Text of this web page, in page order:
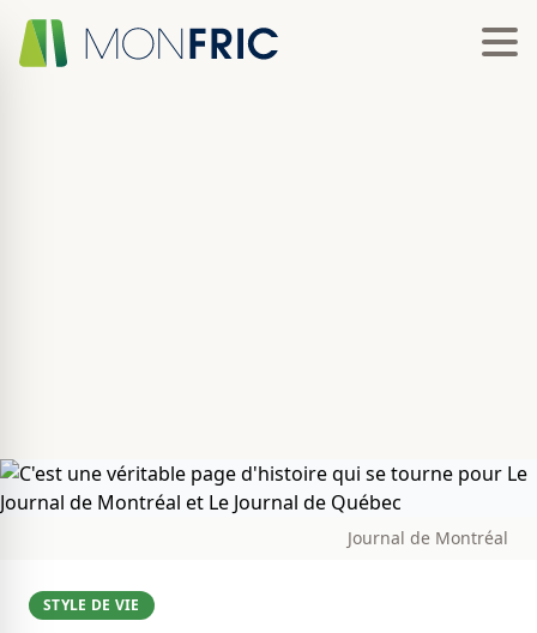
Journal de Montréal
STYLE DE VIE